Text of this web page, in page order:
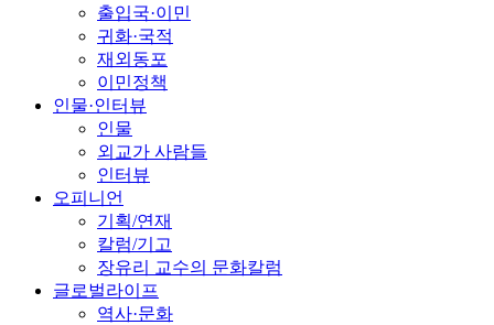
출입국·이민
귀화·국적
재외동포
이민정책
인물·인터뷰
인물
외교가 사람들
인터뷰
오피니언
기획/연재
칼럼/기고
장유리 교수의 문화칼럼
글로벌라이프
역사·문화